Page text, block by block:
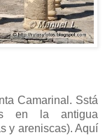
Camarinal. Sstá
en la antigua
y areniscas). Aquí